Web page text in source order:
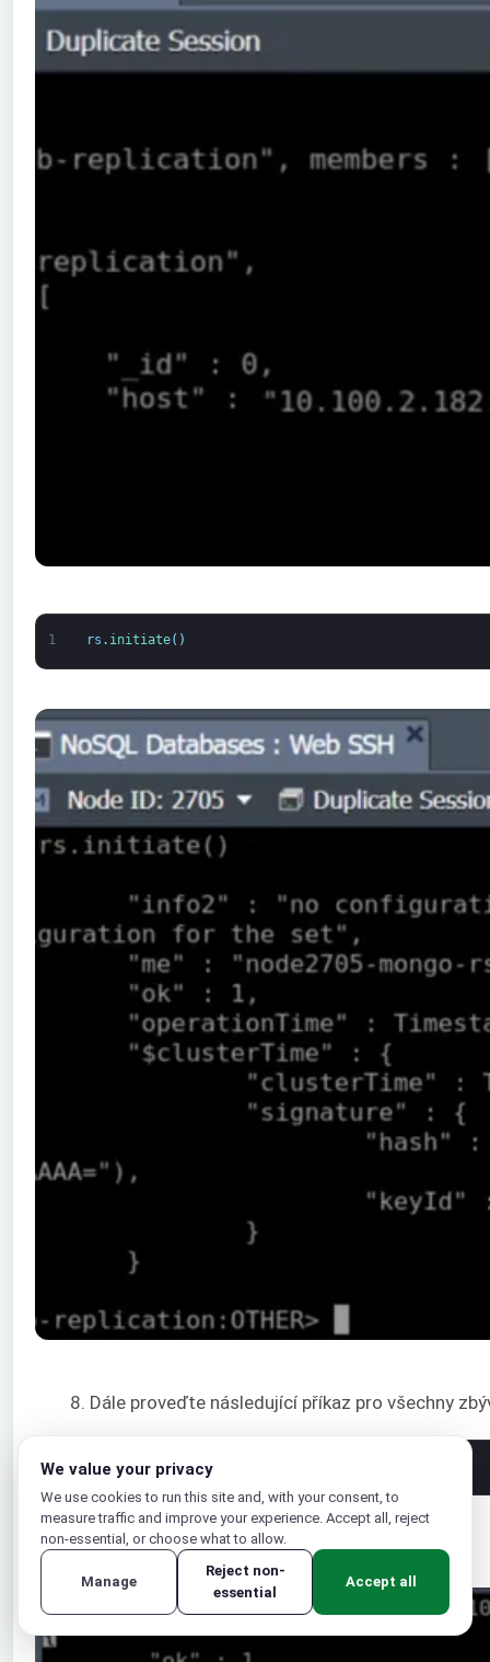
1 rs . initiate( )
8. Dále proveďte následující příkaz pro všechny
1 rs.add("{db_ip}:27017"
Zde,{db_ip}odkazuje na IP adresu každé databáze:
We value your privacy
We use cookies to run this site and, with your consent, to
measure traffic and improve your experience. Accept all, reject
non-essential, or choose what to allow.
Manage
Reject non-
essential
Accept all